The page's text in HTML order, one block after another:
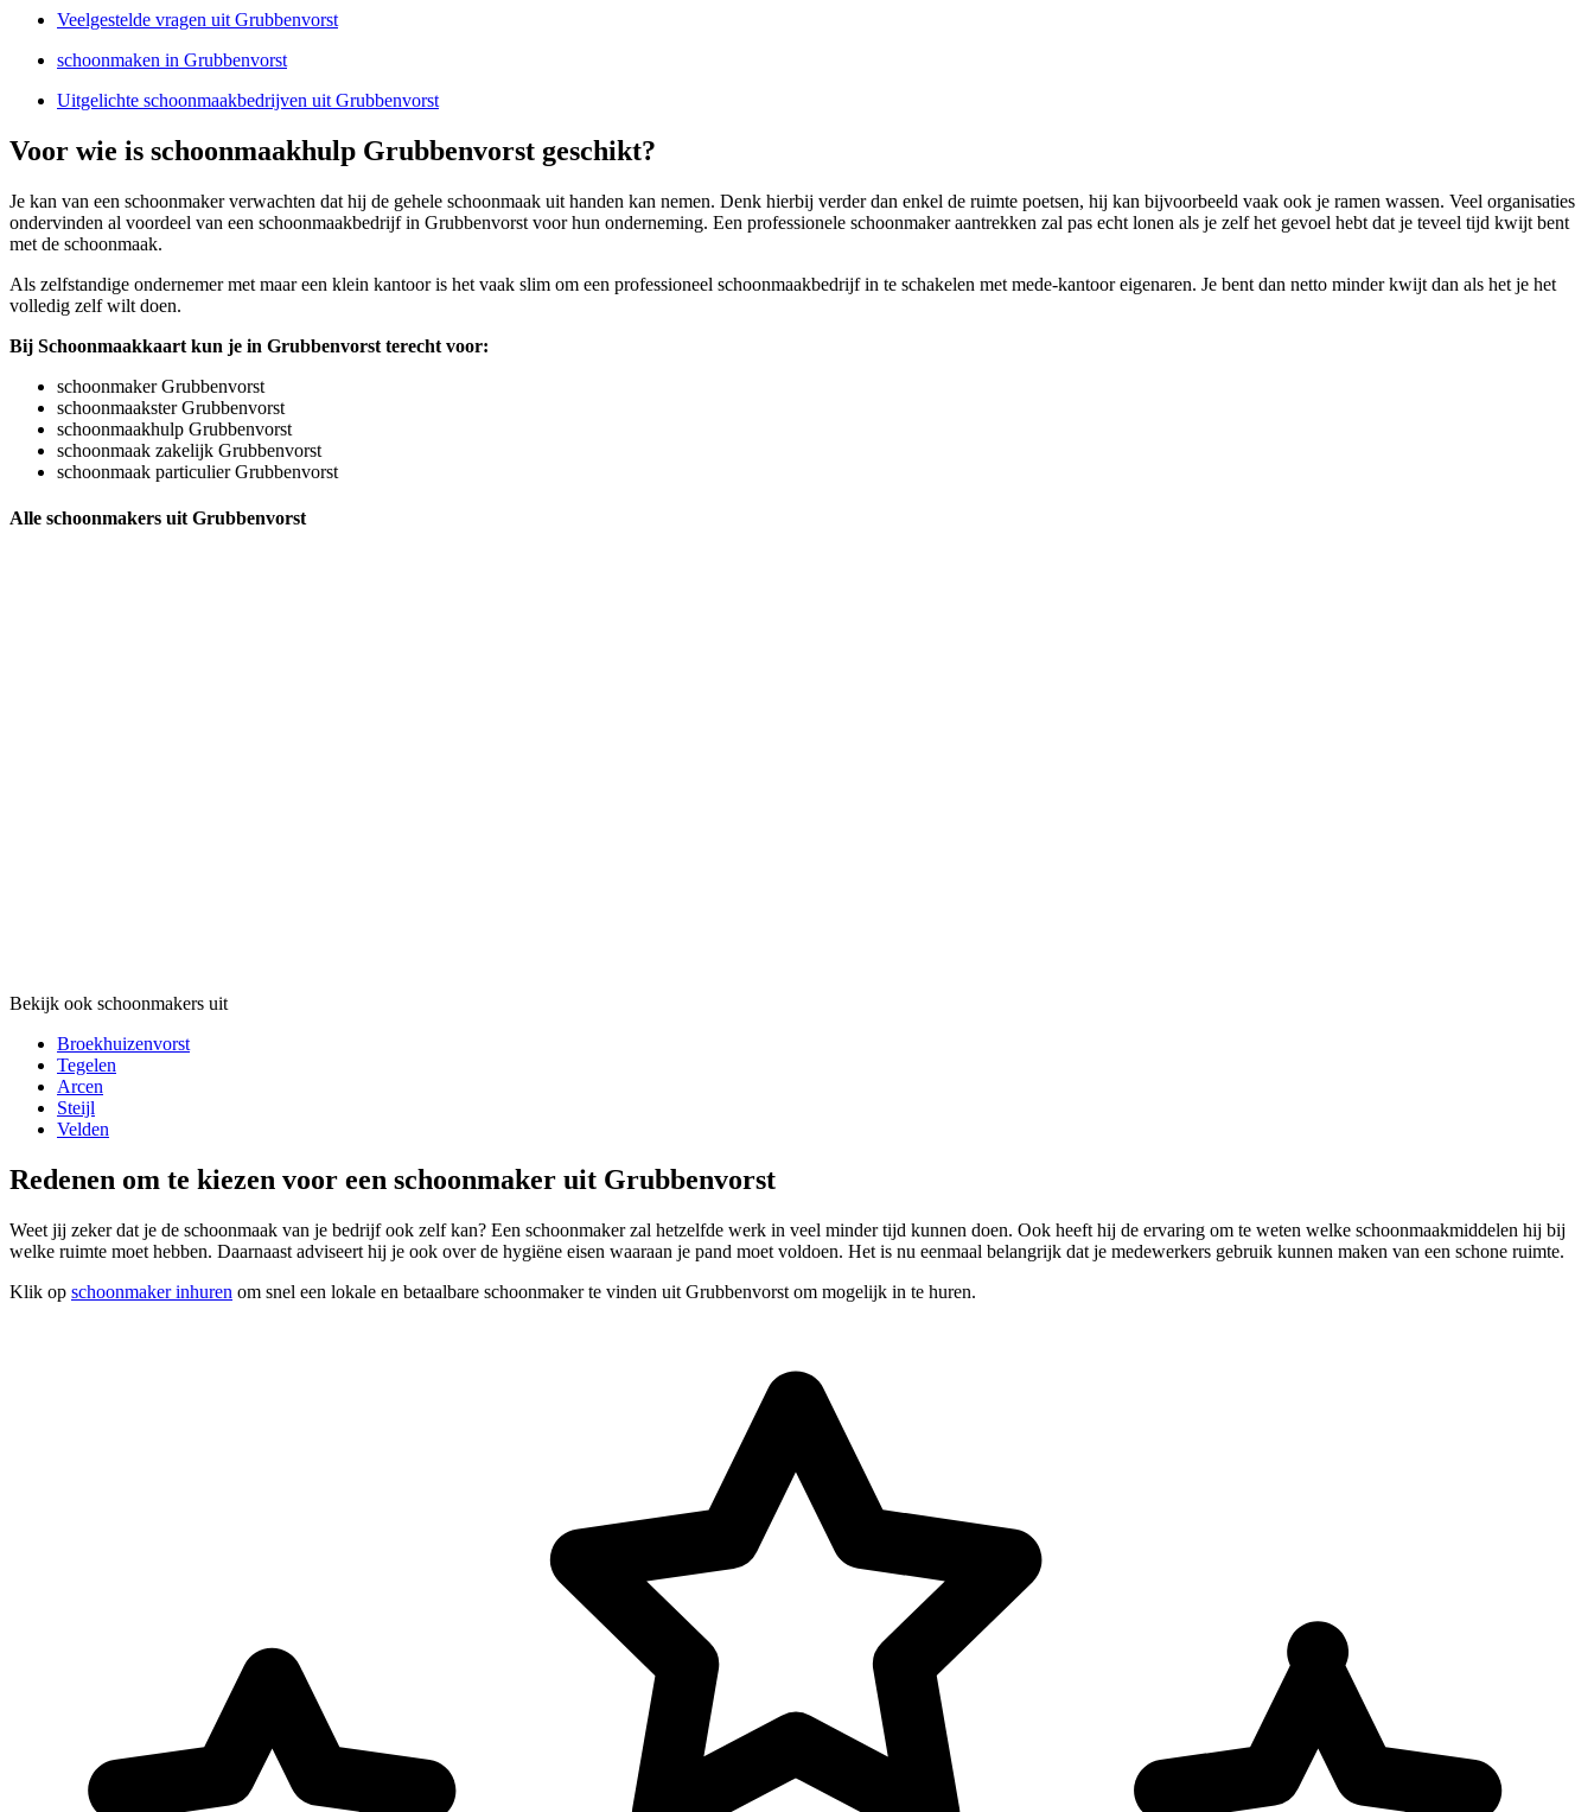
Veelgestelde vragen uit Grubbenvorst
schoonmaken in Grubbenvorst
Uitgelichte schoonmaakbedrijven uit Grubbenvorst
Voor wie is schoonmaakhulp Grubbenvorst geschikt?
Je kan van een schoonmaker verwachten dat hij de gehele schoonmaak uit handen kan nemen. Denk hierbij verder dan enkel de ruimte poetsen, hij kan bijvoorbeeld vaak ook je ramen wassen. Veel organisaties
ondervinden al voordeel van een schoonmaakbedrijf in Grubbenvorst voor hun onderneming. Een professionele schoonmaker aantrekken zal pas echt lonen als je zelf het gevoel hebt dat je teveel tijd kwijt bent
met de schoonmaak.
Als zelfstandige ondernemer met maar een klein kantoor is het vaak slim om een professioneel schoonmaakbedrijf in te schakelen met mede-kantoor eigenaren. Je bent dan netto minder kwijt dan als het je het
volledig zelf wilt doen.
Bij Schoonmaakkaart kun je in Grubbenvorst terecht voor:
schoonmaker Grubbenvorst
schoonmaakster Grubbenvorst
schoonmaakhulp Grubbenvorst
schoonmaak zakelijk Grubbenvorst
schoonmaak particulier Grubbenvorst
Alle schoonmakers uit Grubbenvorst
Bekijk ook schoonmakers uit
Broekhuizenvorst
Tegelen
Arcen
Steijl
Velden
Redenen om te kiezen voor een schoonmaker uit Grubbenvorst
Weet jij zeker dat je de schoonmaak van je bedrijf ook zelf kan? Een schoonmaker zal hetzelfde werk in veel minder tijd kunnen doen. Ook heeft hij de ervaring om te weten welke schoonmaakmiddelen hij bij
welke ruimte moet hebben. Daarnaast adviseert hij je ook over de hygiëne eisen waaraan je pand moet voldoen. Het is nu eenmaal belangrijk dat je medewerkers gebruik kunnen maken van een schone ruimte.
Klik op schoonmaker inhuren om snel een lokale en betaalbare schoonmaker te vinden uit Grubbenvorst om mogelijk in te huren.